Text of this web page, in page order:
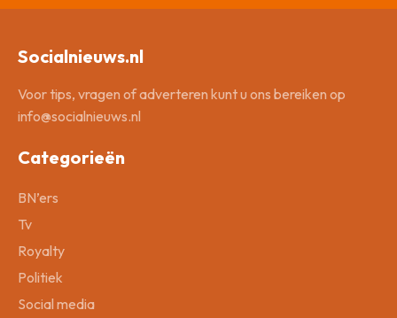
Socialnieuws.nl
Voor tips, vragen of adverteren kunt u ons bereiken op
info@socialnieuws.nl
Categorieën
BN’ers
Tv
Royalty
Politiek
Social media